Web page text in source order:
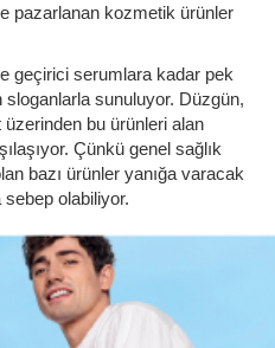
pazarlanan kozmetik ürünler
geçirici serumlara kadar pek
sunuluyor. Düzgün,
üzerinden bu ürünleri alan
Çünkü genel sağlık
bazı ürünler yanığa varacak
olabiliyor.